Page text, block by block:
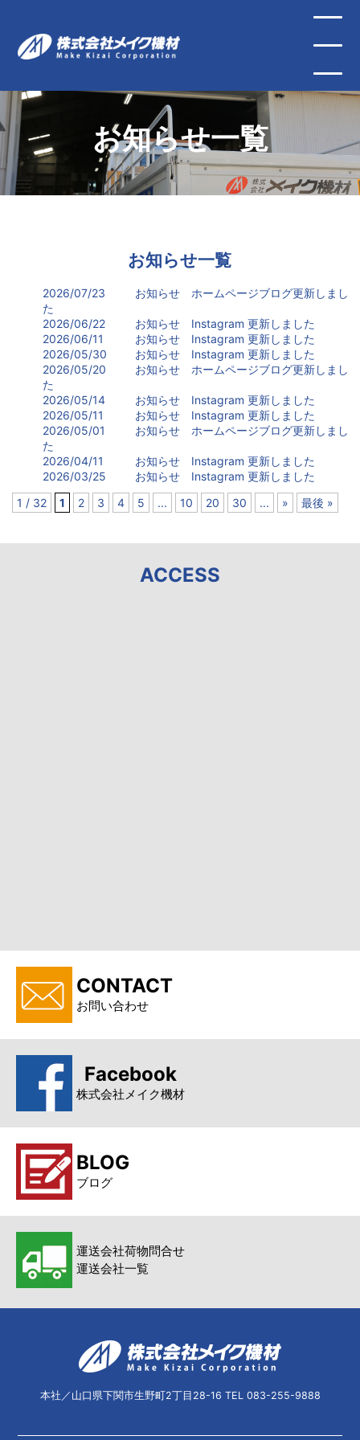
お知らせ一覧
お知らせ一覧
2026/07/23 お知らせホームページブログ更新しまし
た
2026/06/22
お知らせInstagram 更新しました
2026/06/11
お知らせInstagram 更新しました
2026/05/30
お知らせInstagram 更新しました
2026/05/20
お知らせホームページブログ更新しまし
た
2026/05/14
お知らせInstagram 更新しました
2026/05/11
お知らせInstagram 更新しました
2026/05/01
お知らせホームページブログ更新しまし
た
2026/04/11
お知らせInstagram 更新しました
2026/03/25
お知らせInstagram 更新しました
1 / 32
1 2 3 4 5 ... 10 20 30 ... » 最後 »
ACCESS
CONTACT
お問い合わせ
Facebook
株式会社メイク機材
BLOG
ブログ
運送会社荷物問合せ
運送会社一覧
本社／山口県下関市生野町2丁目28-16 TEL 083-255-9888